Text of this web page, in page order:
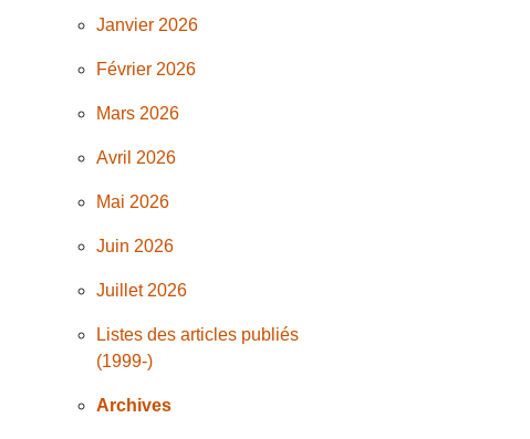
Janvier 2026
Février 2026
Mars 2026
Avril 2026
Mai 2026
Juin 2026
Juillet 2026
Listes des articles publiés
(1999-)
Archives